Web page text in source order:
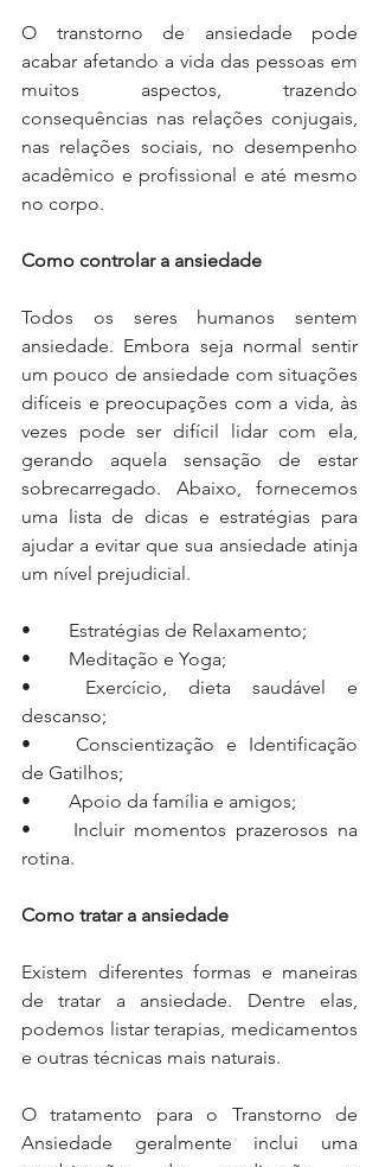
O transtorno de ansiedade pode
acabar afetando a vida das pessoas em
muitos aspectos, trazendo
consequências nas relações conjugais,
nas relações sociais, no desempenho
acadêmico e profissional e até mesmo
no corpo.
Como controlar a ansiedade
Todos os seres humanos sentem
ansiedade. Embora seja normal sentir
um pouco de ansiedade com situações
difíceis e preocupações com a vida, às
vezes pode ser difícil lidar com ela,
gerando aquela sensação de estar
sobrecarregado. Abaixo, fornecemos
uma lista de dicas e estratégias para
ajudar a evitar que sua ansiedade atinja
um nível prejudicial.
•	Estratégias de Relaxamento;
•	Meditação e Yoga;
•	Exercício, dieta saudável e
descanso;
•	Conscientização e Identificação
de Gatilhos;
•	Apoio da família e amigos;
•	Incluir momentos prazerosos na
rotina.
Como tratar a ansiedade
Existem diferentes formas e maneiras
de tratar a ansiedade. Dentre elas,
podemos listar terapias, medicamentos
e outras técnicas mais naturais.
O tratamento para o Transtorno de
Ansiedade geralmente inclui uma